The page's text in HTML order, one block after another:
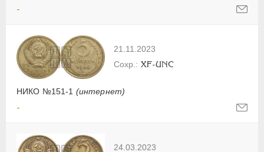
-
21.11.2023
НИКО №151-1 (интернет)
XF-UNC
-
24.03.2023